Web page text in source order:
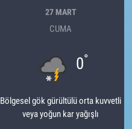
27 MART
CUMA
0°
Bölgesel gök gürültülü orta kuvvetli
veya yoğun kar yağışlı